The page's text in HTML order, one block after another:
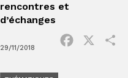
rencontres et
d’échanges
29/11/2018
Facebook